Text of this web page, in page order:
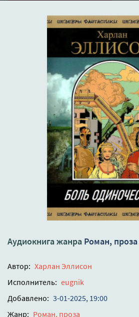
Аудиокнига жанра Роман, проза
Автор: Харлан Эллисон
Исполнитель: eugnik
Добавлено: 3-01-2025, 19:00
Жанр: Роман, проза